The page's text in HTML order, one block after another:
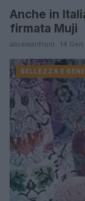
Anche in
firmata Muji
alicemanfroni · 14 Gen
BELLEZZA E